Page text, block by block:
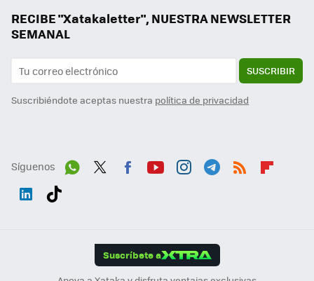
RECIBE "Xatakaletter", NUESTRA NEWSLETTER
SEMANAL
SUSCRIBIR
Suscribiéndote aceptas nuestra política de privacidad
Síguenos
Suscríbete a